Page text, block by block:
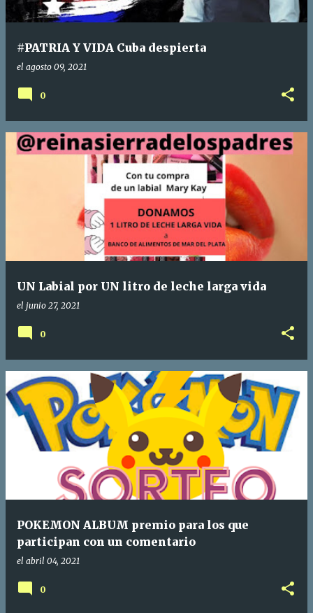
#PATRIA Y VIDA Cuba despierta
el agosto 09, 2021
0
UN Labial por UN litro de leche larga vida
el junio 27, 2021
0
POKEMON ALBUM premio para los que
participan con un comentario
el abril 04, 2021
0